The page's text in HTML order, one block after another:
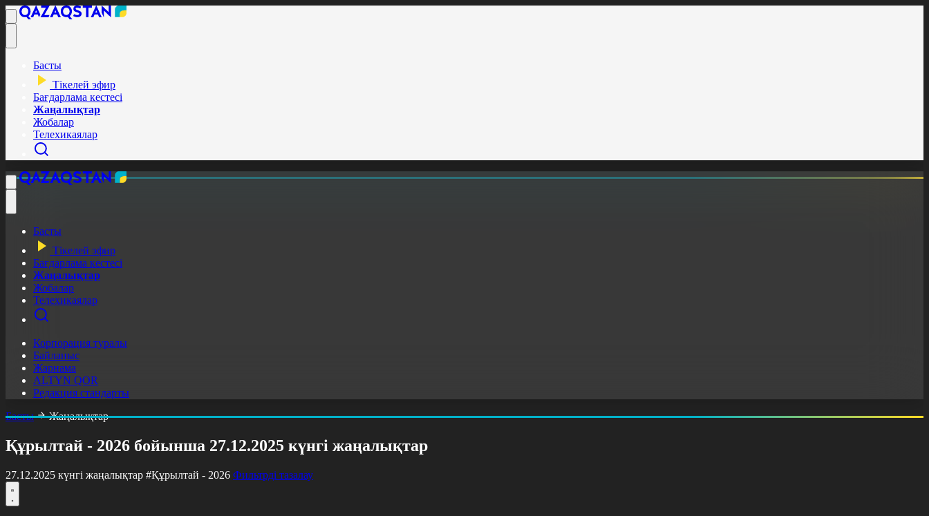
Басты
Тікелей эфир
Бағдарлама кестесі
Жаңалықтар
Жобалар
Телехикаялар
Басты
Тікелей эфир
Бағдарлама кестесі
Жаңалықтар
Жобалар
Телехикаялар
Корпорация туралы
Байланыс
Жарнама
ALTYN QOR
Редакция стандарты
Басты
Жаңалықтар
Құрылтай - 2026 бойынша 27.12.2025 күнгі жаңалықтар
27.12.2025 күнгі жаңалықтар #Құрылтай - 2026 Фильтрді тазалау